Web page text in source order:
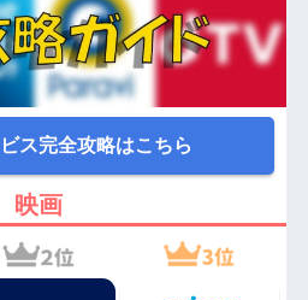
ス完全攻略はこちら
映画